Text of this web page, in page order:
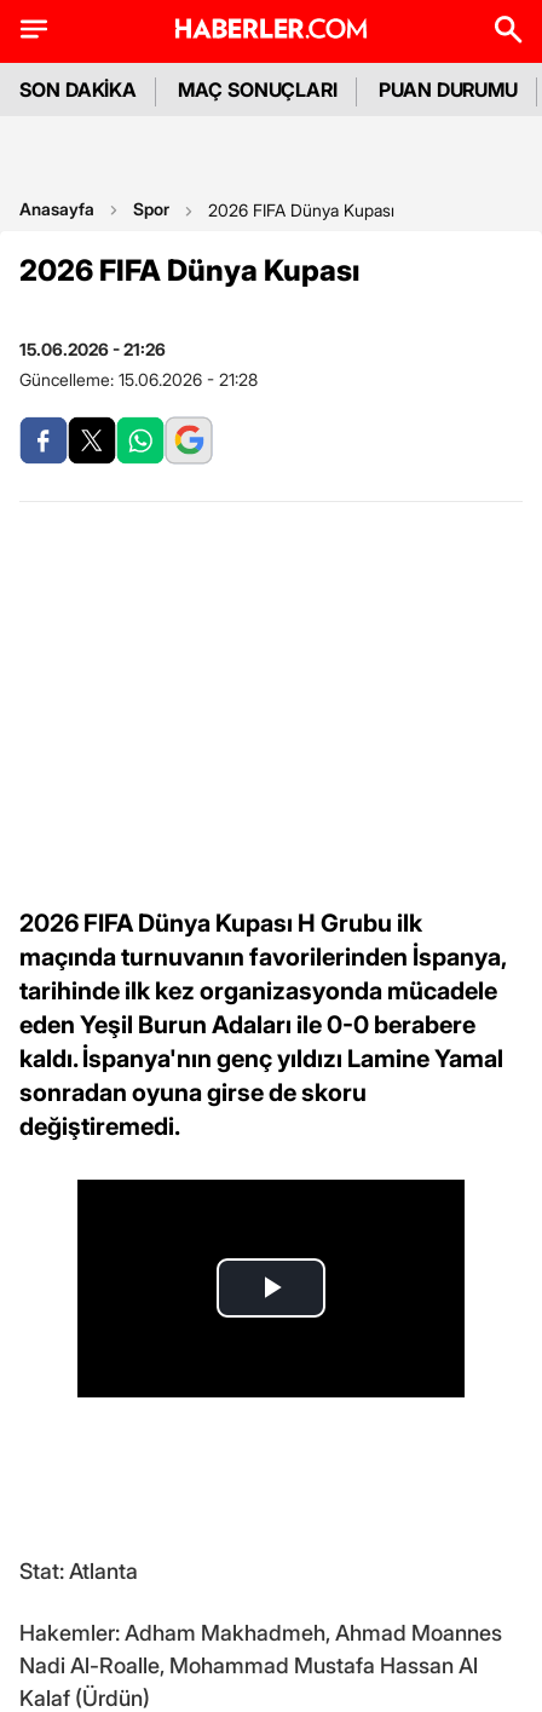
SON DAKİKA MAÇ SONUÇLARI PUAN DURUMU
Anasayfa Spor 2026 FIFA Dünya Kupası
2026 FIFA Dünya Kupası
15.06.2026 - 21:26
Güncelleme: 15.06.2026 - 21:28
2026 FIFA Dünya Kupası H Grubu ilk
maçında turnuvanın favorilerinden İspanya,
tarihinde ilk kez organizasyonda mücadele
eden Yeşil Burun Adaları ile 0-0 berabere
kaldı. İspanya'nın genç yıldızı Lamine Yamal
sonradan oyuna girse de skoru
değiştiremedi.
Stat: Atlanta
Hakemler: Adham Makhadmeh, Ahmad Moannes
Nadi Al-Roalle, Mohammad Mustafa Hassan Al
Kalaf (Ürdün)